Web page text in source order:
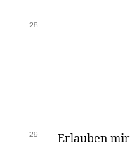
28
29 Erlauben mir